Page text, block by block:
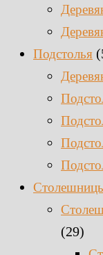
Подстолья
(29)